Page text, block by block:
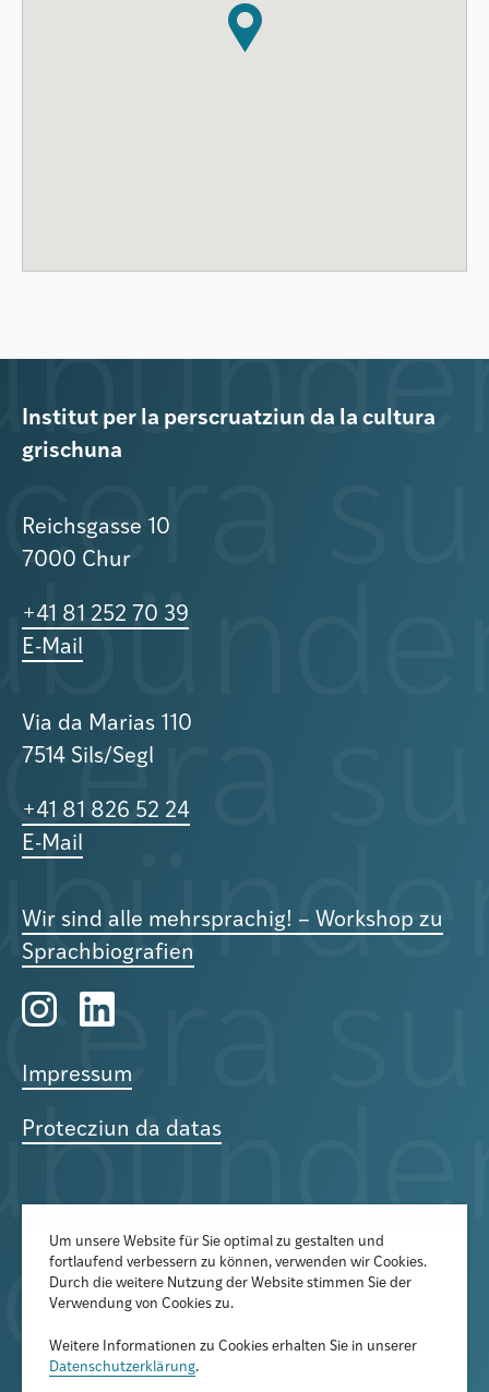
Institut per la perscruatziun da la cultura
grischuna
Reichsgasse 10
7000 Chur
+41 81 252 70 39
E-Mail
Via da Marias 110
7514 Sils/Segl
+41 81 826 52 24
E-Mail
Wir sind alle mehrsprachig! – Workshop zu
Sprachbiografien
Impressum
Protecziun da datas
Der Newsletter informiert über
aktuelle Veranstaltungen,
Publikationen und
Forschungsprojekte
Um unsere Website für Sie optimal zu gestalten und
fortlaufend verbessern zu können, verwenden wir Cookies.
Durch die weitere Nutzung der Website stimmen Sie der
Verwendung von Cookies zu.
Weitere Informationen zu Cookies erhalten Sie in unserer
Datenschutzerklärung.